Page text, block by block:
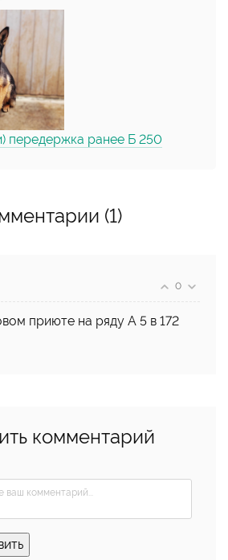
передержка ранее Б 250
(1)
0
приюте на ряду А 5 в 172
комментарий